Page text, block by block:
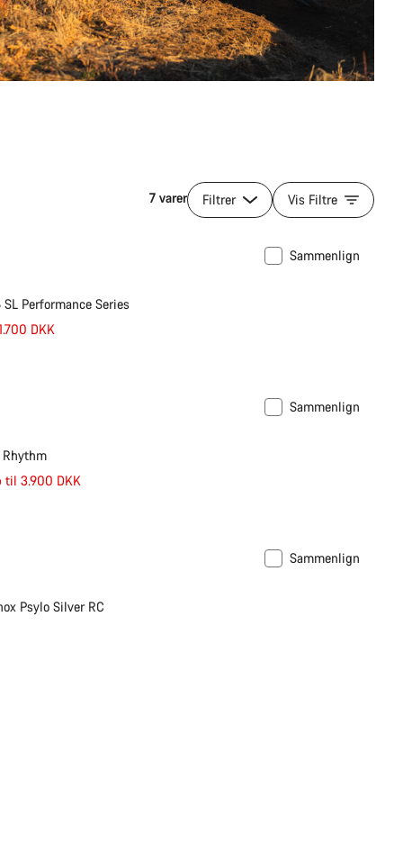
7 varer Filtrer Vis Filtre
Sammenlign
Performance Series
DKK
Sammenlign
Rhythm
til 3.900 DKK
Sammenlign
Psylo Silver RC